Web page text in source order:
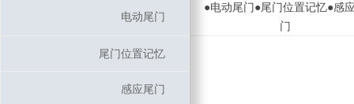
电动尾门
●电动尾门●尾门位置记忆●感
门
尾门位置记忆
感应尾门
电动尾门
尾门位置记忆
感应尾门